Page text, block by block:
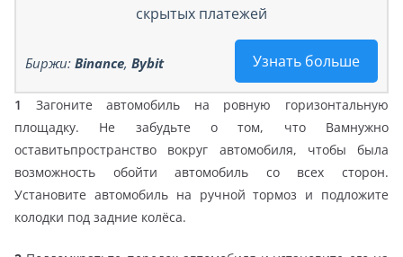
скрытых платежей
Узнать больше
Биржи: Binance, Bybit
1 Загоните автомобиль на ровную горизонтальную
площадку. Не забудьте о том, что Вамнужно
оставитьпространство вокруг автомобиля, чтобы была
возможность обойти автомобиль со всех сторон.
Установите автомобиль на ручной тормоз и подложите
колодки под задние колёса.